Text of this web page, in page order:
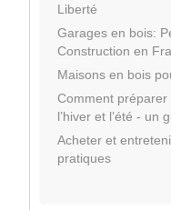
Liberté
Garages en bois:
Construction en
Maisons en bois
Comment
l’hiver et l’été - un
Acheter et
pratiques